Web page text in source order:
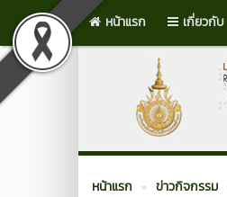
หน้าแรก เกี่ยวกับ
หน้าแรก ข่าวกิจกรรม